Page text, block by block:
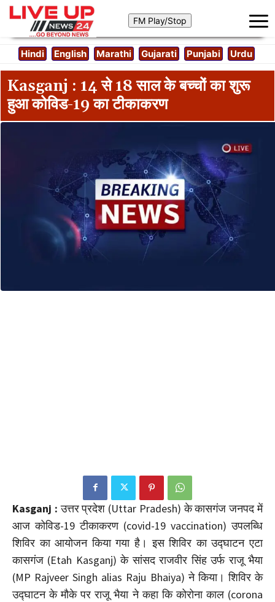
Hindi English Marathi Gujarati Punjabi Urdu
Kasganj : 14 से 18 साल के बच्चों का शुरू
हुआ कोविड-19 का टीकाकरण
Kasganj : उत्तर प्रदेश (Uttar Pradesh) के कासगंज जनपद में
आज कोविड-19 टीकाकरण (covid-19 vaccination) उपलब्धि
शिविर का आयोजन किया गया है। इस शिविर का उद्घाटन एटा
कासगंज (Etah Kasganj) के सांसद राजवीर सिंह उर्फ राजू भैया
(MP Rajveer Singh alias Raju Bhaiya) ने किया। शिविर के
उद्घाटन के मौके पर राजू भैया ने कहा कि कोरोना काल (corona